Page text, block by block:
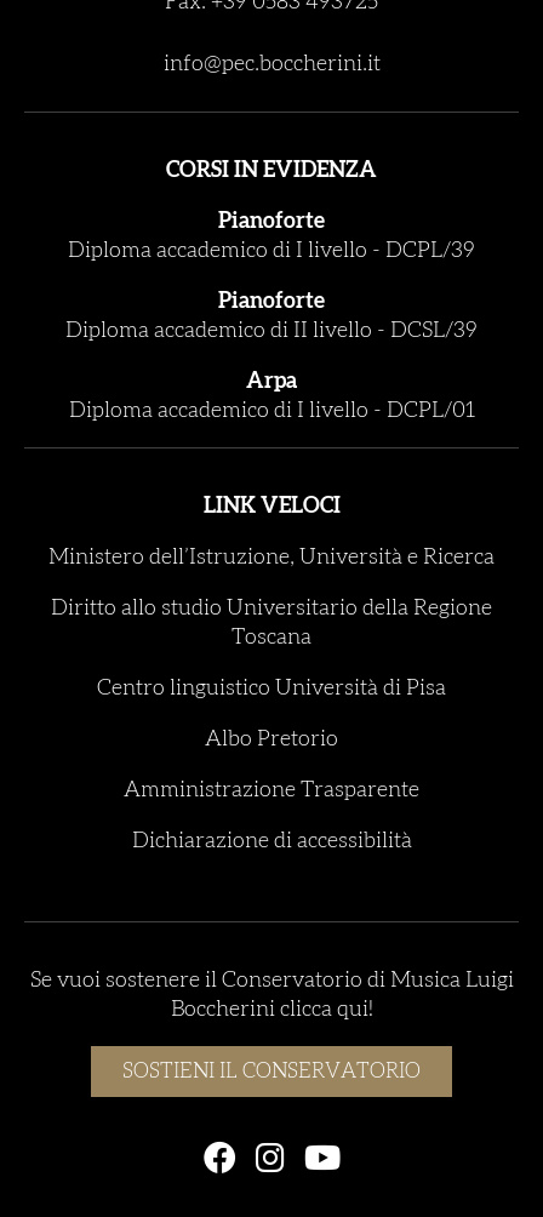
info@pec.boccherini.it
CORSI IN EVIDENZA
Pianoforte
Diploma accademico di I livello - DCPL/39
Pianoforte
Diploma accademico di II livello - DCSL/39
Arpa
Diploma accademico di I livello - DCPL/01
LINK VELOCI
Ministero dell’Istruzione, Università e Ricerca
Diritto allo studio Universitario della Regione
Toscana
Centro linguistico Università di Pisa
Albo Pretorio
Amministrazione Trasparente
Dichiarazione di accessibilità
Se vuoi sostenere il Conservatorio di Musica Luigi
Boccherini clicca qui!
SOSTIENI IL CONSERVATORIO